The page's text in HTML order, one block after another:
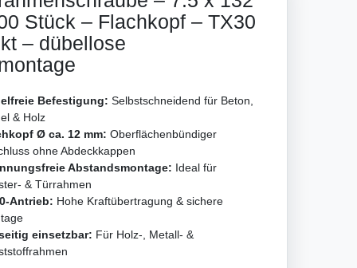
Stück – Flachkopf – TX30
– dübellose
Befestigung: Selbstschneidend für Beton,
& Holz
Ø ca. 12 mm: Oberflächenbündiger
ohne Abdeckkappen
Abstandsmontage: Ideal für
& Türrahmen
Antrieb: Hohe Kraftübertragung & sichere
einsetzbar: Für Holz-, Metall- &